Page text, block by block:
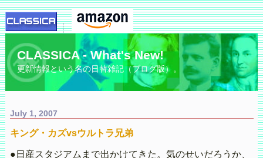
CLASSICA - What's New!
更新情報という名の日替雑記（ブログ版）。
July 1, 2007
キング・カズvsウルトラ兄弟
●日産スタジアムまで出かけてきた。気のせいだろうか、